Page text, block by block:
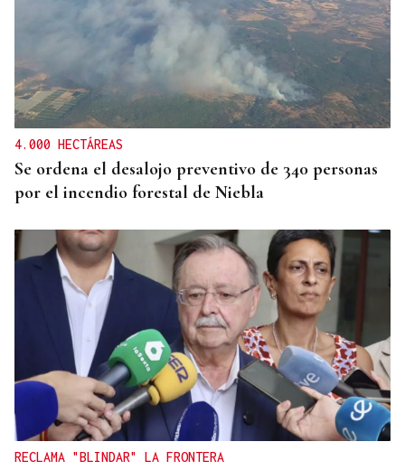
4.000 HECTÁREAS
Se ordena el desalojo preventivo de 340 personas
por el incendio forestal de Niebla
RECLAMA "BLINDAR" LA FRONTERA